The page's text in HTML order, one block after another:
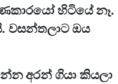
හිටියේ නෑ.
වසන්තලාට ඔය
අරන් ගියා කියලා